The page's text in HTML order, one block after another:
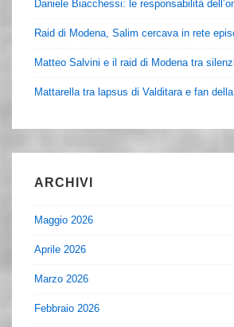
Daniele Biacchessi: le responsabilità
Raid di Modena, Salim cercava in rete
Matteo Salvini e il raid di Modena tra
Mattarella tra lapsus di Valditara e fan
ARCHIVI
Maggio 2026
Aprile 2026
Marzo 2026
Febbraio 2026